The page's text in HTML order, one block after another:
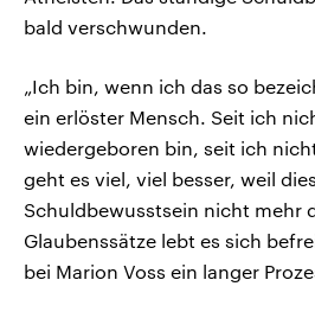
bald verschwunden.
„Ich bin, wenn ich das so
ein erlöster Mensch. Seit ich
wiedergeboren bin, seit ich
geht es viel, viel besser, weil
Schuldbewusstsein nicht mehr
Glaubenssätze lebt es sich
bei Marion Voss ein langer